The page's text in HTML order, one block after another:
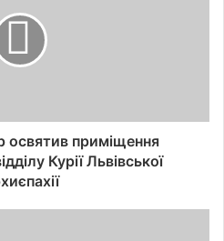
освятив приміщення
Курії Львівської